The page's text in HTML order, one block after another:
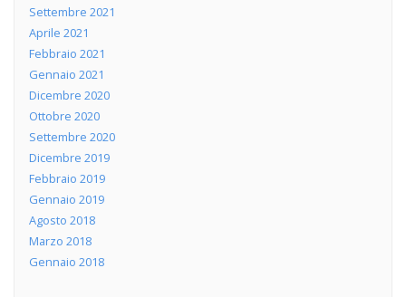
Settembre 2021
Aprile 2021
Febbraio 2021
Gennaio 2021
Dicembre 2020
Ottobre 2020
Settembre 2020
Dicembre 2019
Febbraio 2019
Gennaio 2019
Agosto 2018
Marzo 2018
Gennaio 2018